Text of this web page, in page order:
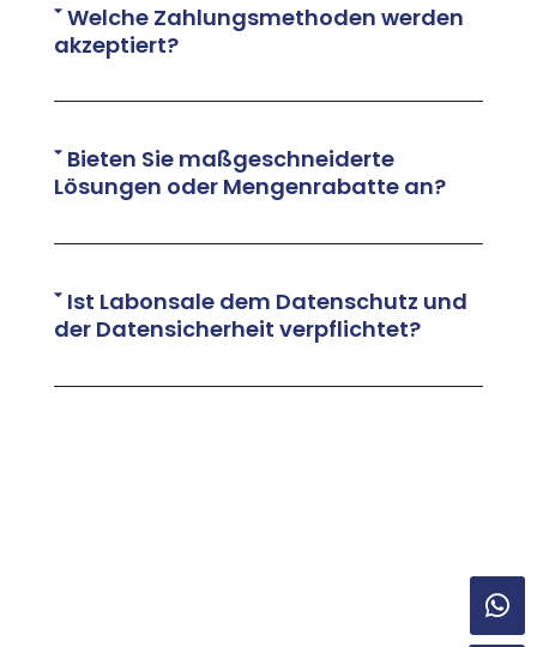
Welche Zahlungsmethoden werden
akzeptiert?
Bieten Sie maßgeschneiderte
Lösungen oder Mengenrabatte an?
Ist Labonsale dem Datenschutz und
der Datensicherheit verpflichtet?